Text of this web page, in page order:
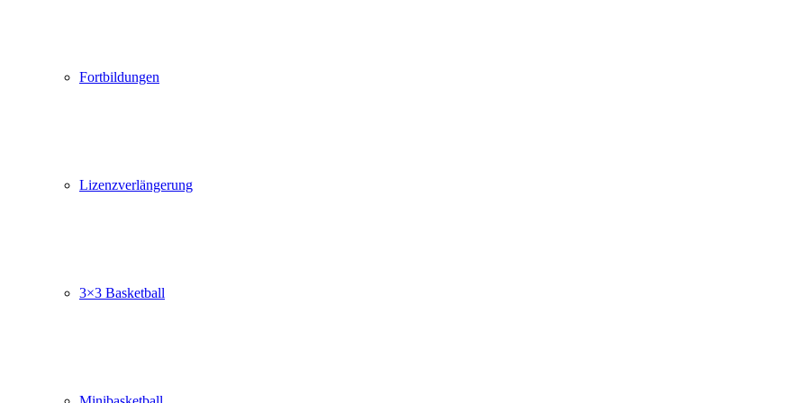
Fortbildungen
Lizenzverlängerung
3×3 Basketball